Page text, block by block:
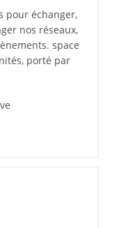
pour échanger,
nos réseaux,
space
porté par